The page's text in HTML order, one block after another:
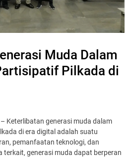
Muda Dalam
Pilkada di
Keterlibatan generasi muda dalam
di era digital adalah suatu
pemanfaatan teknologi, dan
terkait, generasi muda dapat berperan